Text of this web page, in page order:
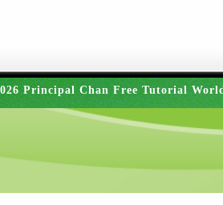
Principal Chan Free Tutorial